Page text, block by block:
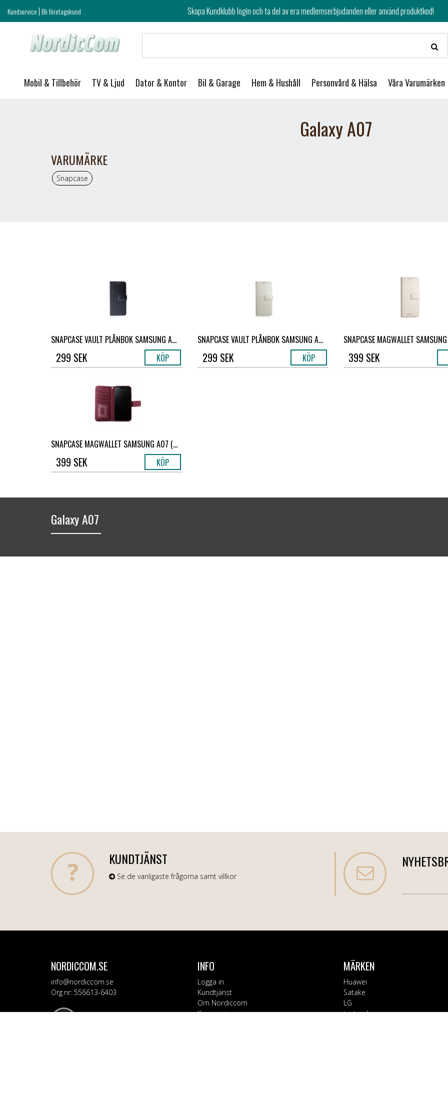
Kundservice|Bli företagskund Skapa Kundklubb login och ta del av era medlemserbjudanden eller använd produktkod!
Mobil & Tillbehör TV & Ljud Dator & Kontor Bil & Garage Hem & Hushåll Personvård & Hälsa Våra Varumärken
Galaxy A07
VARUMÄRKE
Snapcase
SNAPCASE VAULT PLÅNBOK SAMSUNG A...
299 SEK KÖP
SNAPCASE VAULT PLÅNBOK SAMSUNG A...
299 SEK KÖP
SNAPCASE MAGWALLET
399 SEK
SNAPCASE MAGWALLET SAMSUNG A07 (...
399 SEK KÖP
Galaxy A07
KUNDTJÄNST
Se de vanligaste frågorna samt villkor
NORDICCOM.SE
info@nordiccom.se
Org.nr: 556613-6403
INFO
Logga in
Kundtjänst
Om Nordiccom
Kampanjvaror
MÄRKEN
Huawei
Satake
LG
testsynk